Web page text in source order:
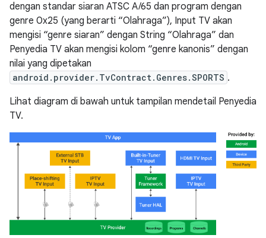
dengan standar siaran ATSC A/65 dan program dengan
genre 0x25 (yang berarti “Olahraga”), Input TV akan
mengisi “genre siaran” dengan String “Olahraga” dan
Penyedia TV akan mengisi kolom “genre kanonis” dengan
nilai yang dipetakan
android.provider.TvContract.Genres.SPORTS .
Lihat diagram di bawah untuk tampilan mendetail Penyedia
TV.